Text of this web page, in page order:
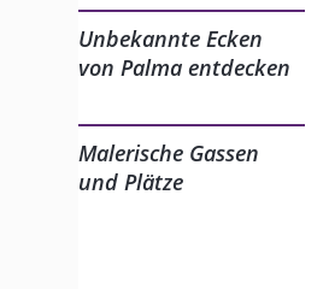
Stein, in Gassen,
in Innenhöfen,
die dem Blick
des
gewöhnlichen
Besuchers
Unbekannte Ecken
von Palma entdecken
Malerische Gassen
und Plätze